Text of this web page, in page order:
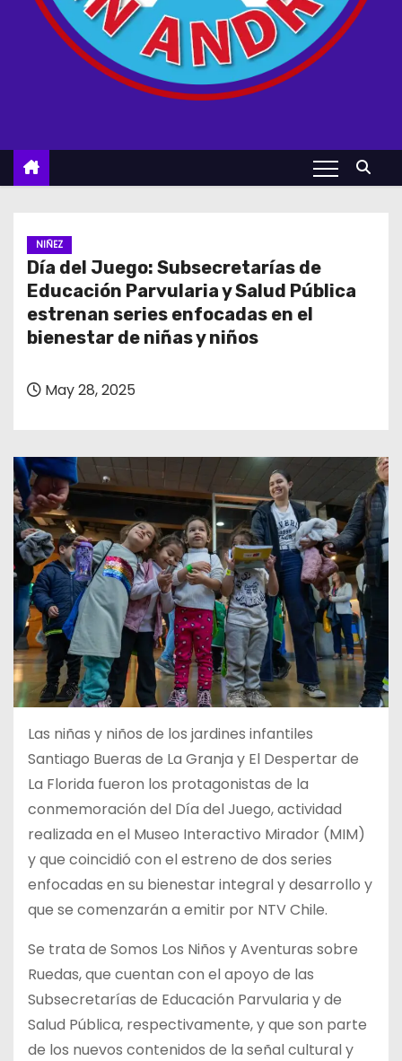
NIÑEZ
Día del Juego: Subsecretarías de
Educación Parvularia y Salud Pública
estrenan series enfocadas en el
bienestar de niñas y niños
May 28, 2025
Las niñas y niños de los jardines infantiles
Santiago Bueras de La Granja y El Despertar de
La Florida fueron los protagonistas de la
conmemoración del Día del Juego, actividad
realizada en el Museo Interactivo Mirador (MIM)
y que coincidió con el estreno de dos series
enfocadas en su bienestar integral y desarrollo y
que se comenzarán a emitir por NTV Chile.
Se trata de Somos Los Niños y Aventuras sobre
Ruedas, que cuentan con el apoyo de las
Subsecretarías de Educación Parvularia y de
Salud Pública, respectivamente, y que son parte
de los nuevos contenidos de la señal cultural y